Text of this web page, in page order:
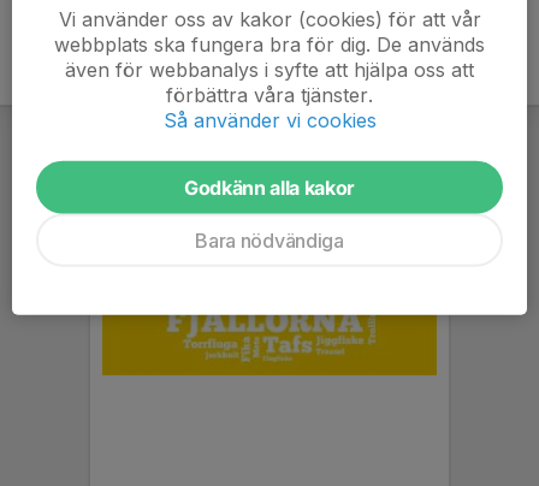
Vi använder oss av kakor (cookies) för att vår
webbplats ska fungera bra för dig. De används
även för webbanalys i syfte att hjälpa oss att
förbättra våra tjänster.
Så använder vi cookies
Godkänn alla kakor
Bara nödvändiga